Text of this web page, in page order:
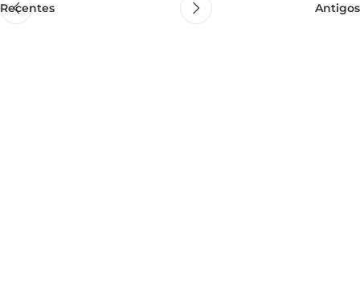
Recentes Antigos